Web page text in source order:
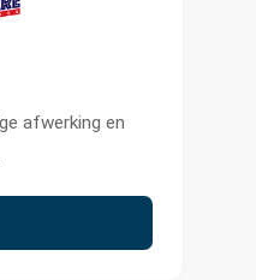
afwerking en